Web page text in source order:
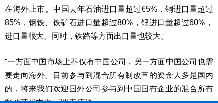
在海外上市。中国去年石油进口量超过65%，铜进口量超过
85%，钢铁、铁矿石进口量超过80%，锂进口量超过60%，
进口量很大。同时，铁路等方面出口量也较大。
“一方面中国市场上不仅有中国公司，另一方面中国公司也需
要走向海外。目前参与到混合所有制改革的资金大多是国内
的，将来我们欢迎国外公司参与到中国国有企业的混合所有